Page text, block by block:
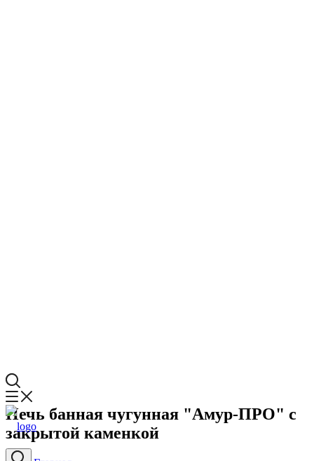
Печь банная чугунная "Амур-ПРО" с
закрытой каменкой